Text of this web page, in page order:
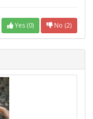
Yes (0) No (2)